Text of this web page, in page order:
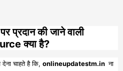
की जाने वाली
क्या है?
चाहते है कि, onlineupdatestm.in ना